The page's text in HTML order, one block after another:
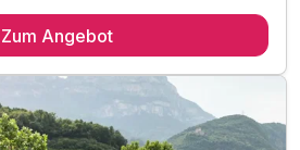
Schmankerl und
von Brot über Käse, Wurst
gratis öffentliche Verkehrsmittel und
Zum Angebot